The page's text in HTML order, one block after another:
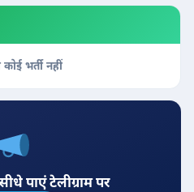
भर्ती नहीं
पाएं टेलीग्राम पर